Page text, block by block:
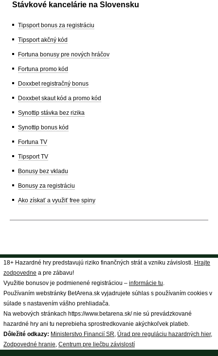
Stávkové kancelárie na Slovensku
Tipsport bonus za registráciu
Tipsport akčný kód
Fortuna bonusy pre nových hráčov
Fortuna promo kód
Doxxbet registračný bonus
Doxxbet skaut kód a promo kód
Synottip stávka bez rizika
Synottip bonus kód
Fortuna TV
Tipsport TV
Bonusy bez vkladu
Bonusy za registráciu
Ako získať a využiť free spiny
18+ Hazardné hry predstavujú riziko finančných strát a vzniku závislosti. Hrajte
zodpovedne a pre zábavu!
Využitie bonusov je podmienené registráciou – informácie tu.
Používaním webstránky BetArena.sk vyjadrujete súhlas s používaním cookies v
súlade s nastavením vášho prehliadača.
Na webových stránkach https://www.betarena.sk/ nie sú prevádzkované
hazardné hry ani tu neprebieha sprostredkovanie akýchkoľvek platieb.
Dôležité odkazy: Ministerstvo Financií SR, Úrad pre reguláciu hazardných hier,
Zodpovedné hranie, Centrum pre liečbu závislostí